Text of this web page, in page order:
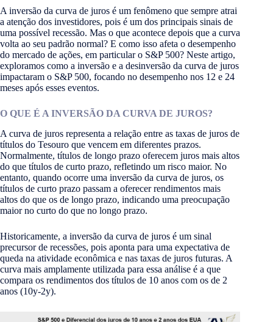
A inversão da curva de juros é um fenômeno que sempre atrai
a atenção dos investidores, pois é um dos principais sinais de
uma possível recessão. Mas o que acontece depois que a curva
volta ao seu padrão normal? E como isso afeta o desempenho
do mercado de ações, em particular o S&P 500? Neste artigo,
exploramos como a inversão e a desinversão da curva de juros
impactaram o S&P 500, focando no desempenho nos 12 e 24
meses após esses eventos.
O QUE É A INVERSÃO DA CURVA DE JUROS?
A curva de juros representa a relação entre as taxas de juros de
títulos do Tesouro que vencem em diferentes prazos.
Normalmente, títulos de longo prazo oferecem juros mais altos
do que títulos de curto prazo, refletindo um risco maior. No
entanto, quando ocorre uma inversão da curva de juros, os
títulos de curto prazo passam a oferecer rendimentos mais
altos do que os de longo prazo, indicando uma preocupação
maior no curto do que no longo prazo.
Historicamente, a inversão da curva de juros é um sinal
precursor de recessões, pois aponta para uma expectativa de
queda na atividade econômica e nas taxas de juros futuras. A
curva mais amplamente utilizada para essa análise é a que
compara os rendimentos dos títulos de 10 anos com os de 2
anos (10y-2y).